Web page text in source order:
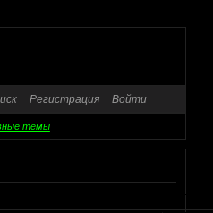
Регистрация Войти
темы